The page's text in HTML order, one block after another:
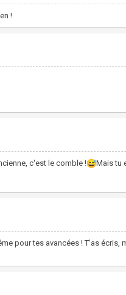
!
c'est le comble !
Mais tu
pour tes avancées ! T'as écris,